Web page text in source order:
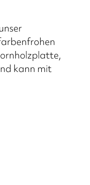
kann mit